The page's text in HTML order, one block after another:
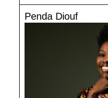
Penda Diouf